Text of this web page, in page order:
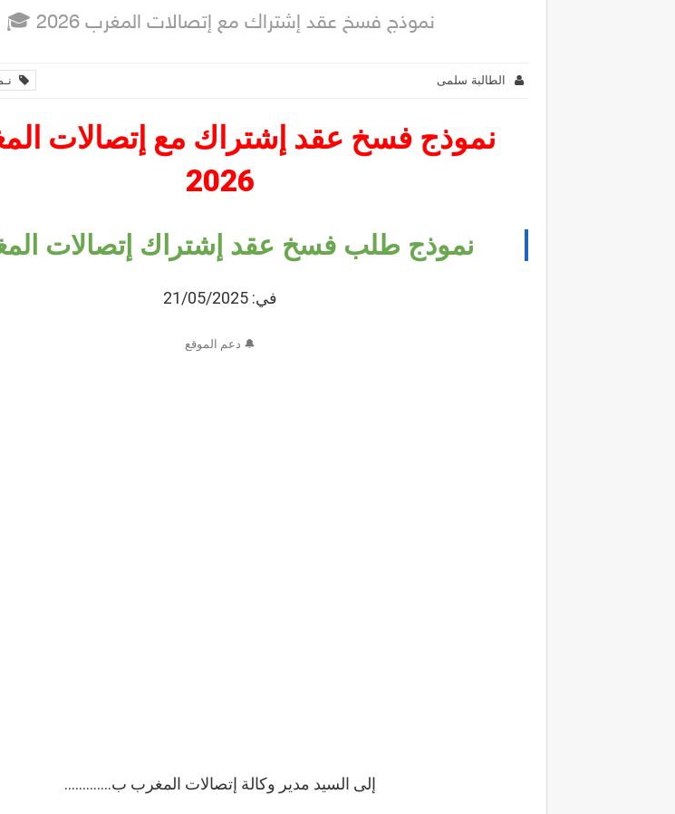
نموذج فسخ عقد إشتراك مع إتصالات المغرب 2026
الطالبة سلمى
نموذج فسخ عقد إشتراك مع إتصالات
2026
نموذج طلب فسخ عقد إشتراك إتصالات
في: 21/05/2025
🔔 دعم الموقع
إلى السيد مدير وكالة إتصالات المغرب ب.............